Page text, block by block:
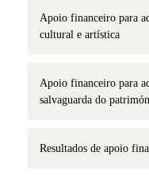
Apoio financeiro para
cultural e artística
Apoio financeiro para
salvaguarda do
Resultados de apoio